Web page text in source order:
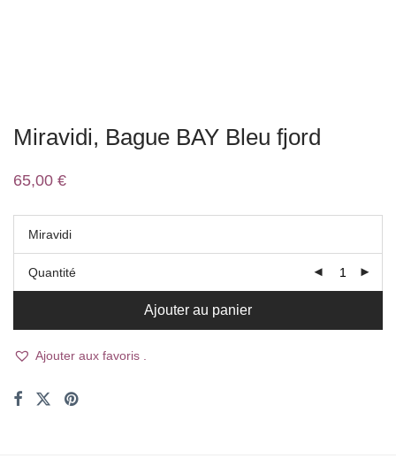
Miravidi, Bague BAY Bleu fjord
65,00 €
Miravidi
Quantité
Ajouter au panier
Ajouter aux favoris .